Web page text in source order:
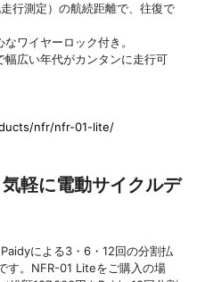
行測定）の航続距離で、往復で
ワイヤーロック付き。
広い年代がカンタンに走行可
nfr/nfr-01-lite/
軽に電動サイクルデ
による3・6・12回の分割払
す。NFR-01 Liteをご購入の場